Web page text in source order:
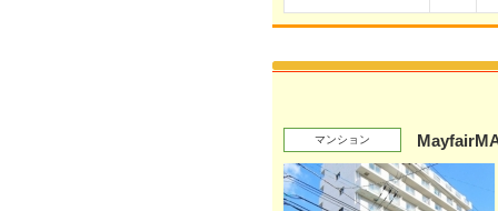
マンション